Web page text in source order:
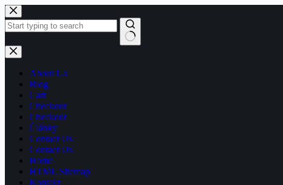
Skip
to
content
No
results
About Us
Blog
Cart
Checkout
Checkout
Články
Contact Us
Contact Us
Home
HTML Sitemap
Kontakt